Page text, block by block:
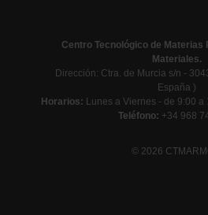
Centro Tecnológico de Materias
Materiales.
Dirección: Ctra. de Murcia s/n -
España )
Horarios: Lunes a Viernes - de 9:00
Teléfono: +34 968
© 2026